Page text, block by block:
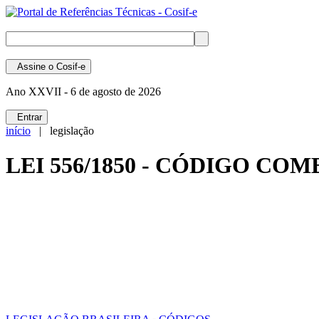
Assine o Cosif-e
Ano XXVII - 6 de agosto de 2026
Entrar
início | legislação
LEI 556/1850 - CÓDIGO